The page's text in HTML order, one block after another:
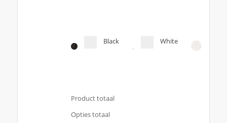
Black White
Product totaal
Opties totaal